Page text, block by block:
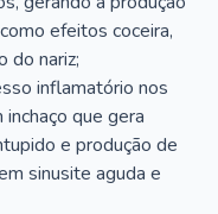
efeitos coceira,
do nariz;
inflamatório nos
que gera
e produção de
sinusite aguda e